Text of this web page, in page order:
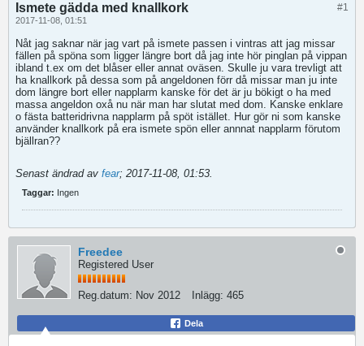
#1
Ismete gädda med knallkork
2017-11-08, 01:51
Nåt jag saknar när jag vart på ismete passen i vintras att jag missar
fällen på spöna som ligger längre bort då jag inte hör pinglan på vippan
ibland t.ex om det blåser eller annat oväsen. Skulle ju vara trevligt att
ha knallkork på dessa som på angeldonen förr då missar man ju inte
dom längre bort eller napplarm kanske för det är ju bökigt o ha med
massa angeldon oxå nu när man har slutat med dom. Kanske enklare
o fästa batteridrivna napplarm på spöt istället. Hur gör ni som kanske
använder knallkork på era ismete spön eller annnat napplarm förutom
bjällran??
Senast ändrad av fear; 2017-11-08, 01:53.
Taggar: Ingen
Freedee
Registered User
Reg.datum: Nov 2012 Inlägg: 465
Dela